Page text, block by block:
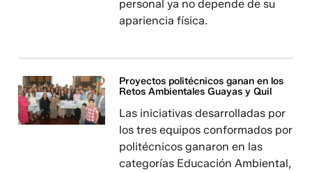
personal ya no depende de su
apariencia física.
Proyectos politécnicos ganan en los
Retos Ambientales Guayas y Quil
Las iniciativas desarrolladas por
los tres equipos conformados por
politécnicos ganaron en las
categorías Educación Ambiental,